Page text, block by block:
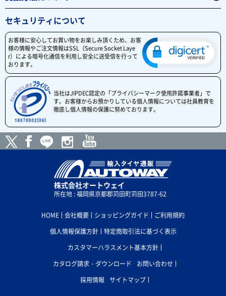
セキュリティについて
お客様に安心してお買い物をお楽しみ頂くため、お客
様の情報やご注文情報はSSL（Secure Socket Laye
r）による暗号化通信を利用し安全に送受信を行って
おります。
当社はJIPDEC認定の「プライバシーマーク使用許諾事業者」で
す。お客様からお預かりしている個人情報については社員教育を
徹底し個人情報の保護に努めております。
株式会社オートウェイ
所在地 : 福岡県京都郡苅田町苅田3787-62
HOME 会社概要 ショッピングガイド
ご利用規約
個人情報保護方針
特定商取引法に基づく表示
カスタマーハラスメント基本方針
カタログ請求・ダウンロード
お問い合わせ
採用情報
サイトマップ